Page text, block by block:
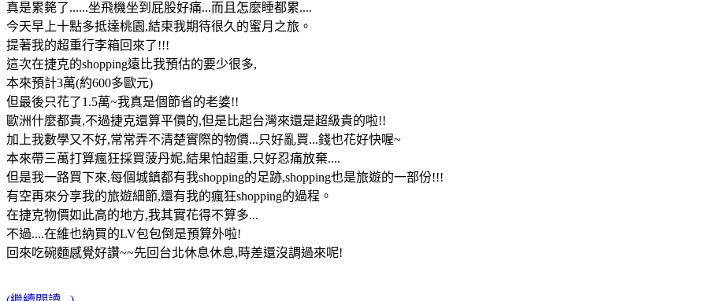
真是累斃了......坐飛機坐到屁股好痛...而且怎麼睡都累....
今天早上十點多抵達桃園,結束我期待很久的蜜月之旅。
提著我的超重行李箱回來了!!!
這次在捷克的shopping遠比我預估的要少很多,
本來預計3萬(約600多歐元)
但最後只花了1.5萬~我真是個節省的老婆!!
歐洲什麼都貴,不過捷克還算平價的,但是比起台灣來還是超級貴的啦!!
加上我數學又不好,常常弄不清楚實際的物價...只好亂買...錢也花好快喔~
本來帶三萬打算瘋狂採買菠丹妮,結果怕超重,只好忍痛放棄....
但是我一路買下來,每個城鎮都有我shopping的足跡,shopping也是旅遊的一部份!!!
有空再來分享我的旅遊細節,還有我的瘋狂shopping的過程。
在捷克物價如此高的地方,我其實花得不算多...
不過....在維也納買的LV包包倒是預算外啦!
回來吃碗麵感覺好讚~~先回台北休息休息,時差還沒調過來呢!